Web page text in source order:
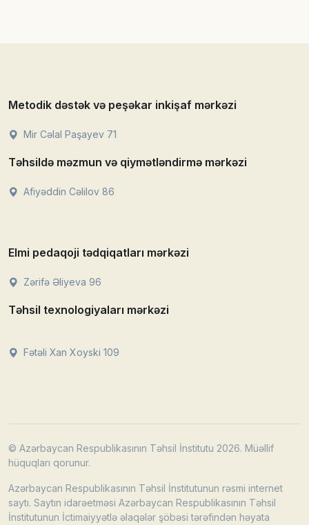
Metodik dəstək və peşəkar inkişaf mərkəzi
Mir Cəlal Paşayev 71
Təhsildə məzmun və qiymətləndirmə mərkəzi
Afiyəddin Cəlilov 86
Elmi pedaqoji tədqiqatları mərkəzi
Zərifə Əliyeva 96
Təhsil texnologiyaları mərkəzi
Fətəli Xan Xoyski 109
© Azərbaycan Respublikasının Təhsil İnstitutu 2026. Müəllif
hüquqları qorunur.
Azərbaycan Respublikasının Təhsil İnstitutunun rəsmi internet
saytı. Saytın idarəetməsi Azərbaycan Respublikasının Təhsil
İnstitutunun İctimaiyyətlə əlaqələr şöbəsi tərəfindən həyata